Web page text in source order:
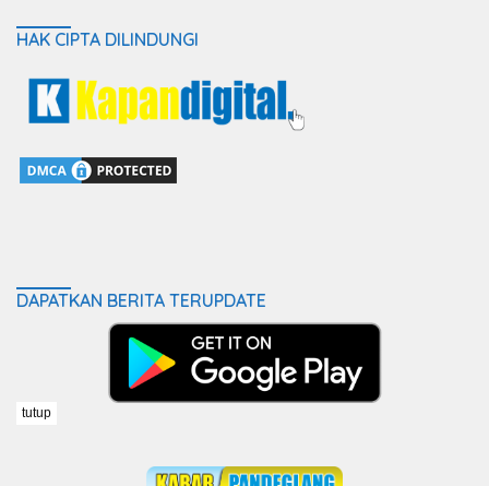
HAK CIPTA DILINDUNGI
DAPATKAN BERITA TERUPDATE
tutup